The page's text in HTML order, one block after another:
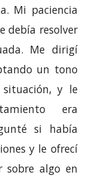
Mi paciencia
debía resolver
Me dirigí
un tono
y le
era
si había
y le ofrecí
sobre algo en